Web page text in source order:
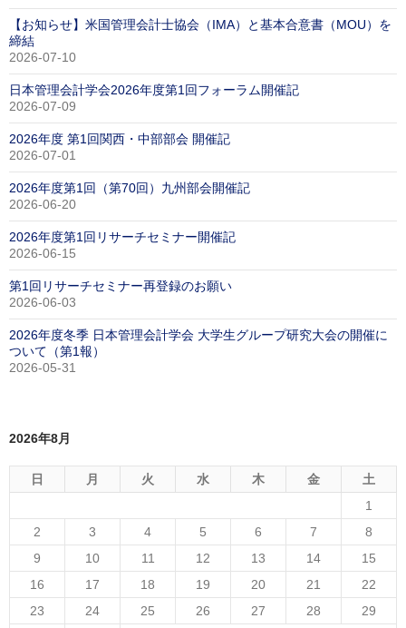
【お知らせ】米国管理会計士協会（IMA）と基本合意書（MOU）を
締結
2026-07-10
日本管理会計学会2026年度第1回フォーラム開催記
2026-07-09
2026年度 第1回関西・中部部会 開催記
2026-07-01
2026年度第1回（第70回）九州部会開催記
2026-06-20
2026年度第1回リサーチセミナー開催記
2026-06-15
第1回リサーチセミナー再登録のお願い
2026-06-03
2026年度冬季 日本管理会計学会 大学生グループ研究大会の開催に
ついて（第1報）
2026-05-31
2026年8月
日 月 火 水 木 金
土
1
2
3 4 5 6 7
8
9
10 11 12 13 14
15
16
17 18 19 20 21
22
23
24 25 26 27 28
29